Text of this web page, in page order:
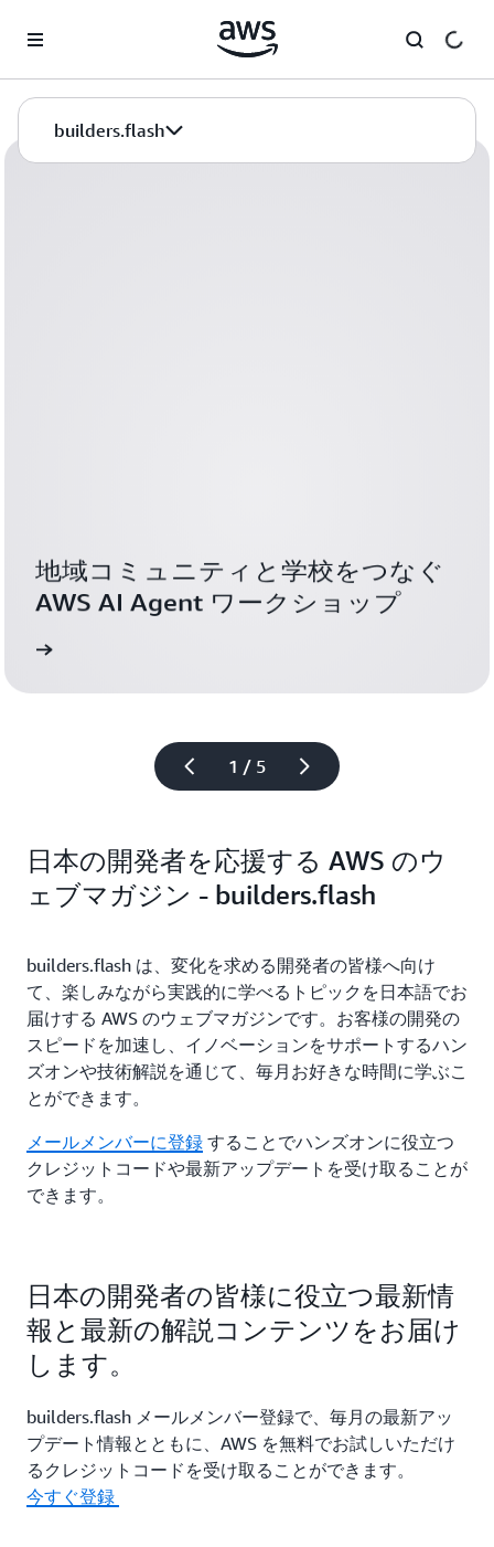
builders.flash
1 / 5
地域コミュニティと学校をつなぐ
AWS AI Agent ワークショップ
日本の開発者を応援する AWS のウ
ェブマガジン - builders.flash
builders.flash は、変化を求める開発者の皆様へ向け
て、楽しみながら実践的に学べるトピックを日本語でお
届けする AWS のウェブマガジンです。お客様の開発の
スピードを加速し、イノベーションをサポートするハン
ズオンや技術解説を通じて、毎月お好きな時間に学ぶこ
とができます。
メールメンバーに登録 することでハンズオンに役立つ
クレジットコードや最新アップデートを受け取ることが
できます。
日本の開発者の皆様に役立つ最新情
報と最新の解説コンテンツをお届け
します。
builders.flash メールメンバー登録で、毎月の最新アッ
プデート情報とともに、AWS を無料でお試しいただけ
るクレジットコードを受け取ることができます。
今すぐ登録